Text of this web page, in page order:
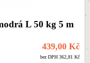
L 50 kg 5 m
439,00 Kč
bez DPH 362,81 Kč